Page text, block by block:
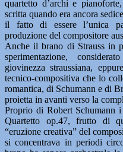
quartetto d’archi e
scritta quando era ancora
il fatto di essere l’unica
produzione del compositore
Anche il brano di Strauss in
sperimentazione,
giovinezza straussiana,
tecnico-compositiva che lo
romantica, di Schumann e di
proietta in avanti verso la
Proprio di Robert Schumann
Quartetto op.47, frutto di
“eruzione creativa” del
si concentrava in periodi